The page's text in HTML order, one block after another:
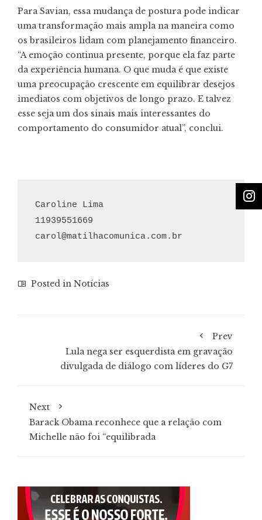
Para Savian, essa mudança de postura pode indicar
uma transformação mais ampla na maneira como
os brasileiros lidam com planejamento financeiro.
“A emoção continua presente, porque ela faz parte
da experiência humana. O que muda é que existe
uma preocupação crescente em equilibrar desejos
imediatos com objetivos de longo prazo. E talvez
esse seja um dos sinais mais interessantes do
comportamento do consumidor atual”, conclui.
Caroline Lima
carol@matilhacomunica.com.br
Posted in Notícias
Prev
Lula nega ser esquerdista em gravação
divulgada de diálogo com líderes do G7
Next
Barack Obama reconhece que a relação com
Michelle não foi “equilibrada